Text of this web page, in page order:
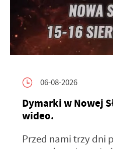
06-08-2026
Dymarki w Nowej
wideo.
Przed nami trzy dni